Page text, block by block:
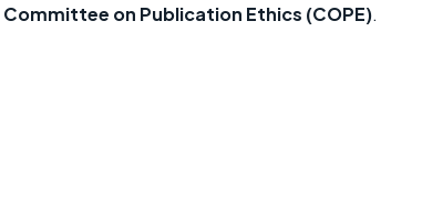
Committee on Publication Ethics (COPE).